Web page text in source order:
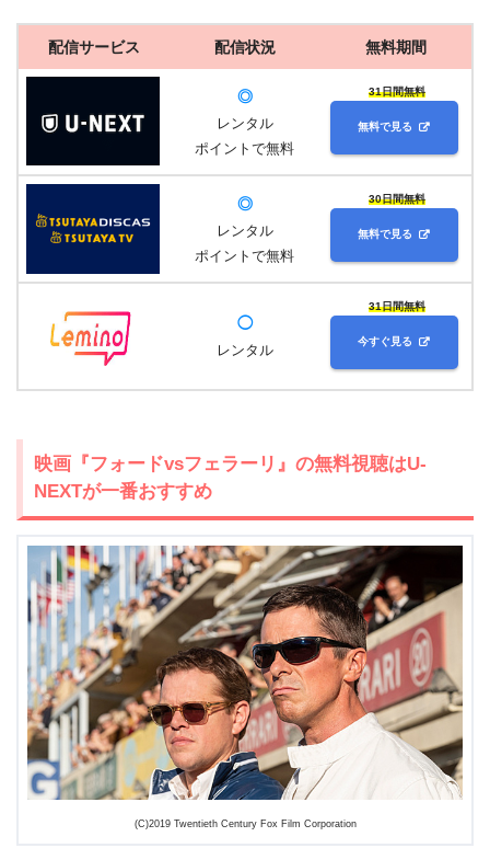
配信サービス 配信状況 無料期間
◎
レンタル
ポイントで無料
31日間無料
無料で見る
◎
レンタル
ポイントで無料
30日間無料
無料で見る
◯
レンタル
31日間無料
今すぐ見る
映画『フォードvsフェラーリ』の無料視聴はU-
NEXTが一番おすすめ
(C)2019 Twentieth Century Fox Film Corporation